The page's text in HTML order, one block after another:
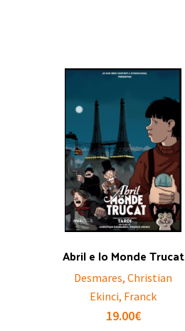
Abril e lo Monde Trucat
Desmares, Christian
Ekinci, Franck
19.00€